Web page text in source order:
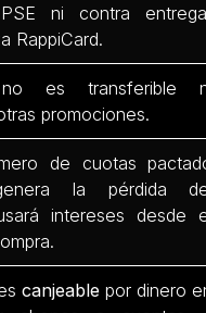
ni contra
RappiCard.
es transferible
promociones.
de cuotas
la pérdida
intereses desde
canjeable por dinero